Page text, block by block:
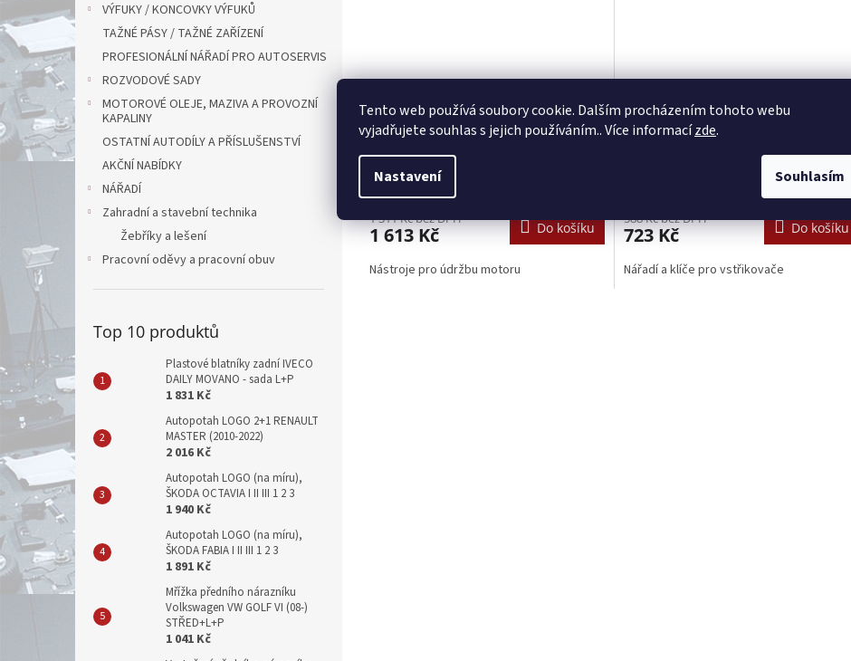
Tento web používá soubory cookie. Dalším procházením tohoto webu
vyjadřujete souhlas s jejich používáním.. Více informacízde.
Nastavení Souhlasím
VÝFUKY / KONCOVKY VÝFUKŮ
TAŽNÉ PÁSY / TAŽNÉ ZAŘÍZENÍ
PROFESIONÁLNÍ NÁŘADÍ PRO AUTOSERVIS
ROZVODOVÉ SADY
MOTOROVÉ OLEJE, MAZIVA A PROVOZNÍ
KAPALINY
OSTATNÍ AUTODÍLY A PŘÍSLUŠENSTVÍ
AKČNÍ NABÍDKY
NÁŘADÍ
Zahradní a stavební technika
Žebříky a lešení
Pracovní oděvy a pracovní obuv
Top 10 produktů
Plastové blatníky zadní IVECO
DAILY MOVANO - sada L+P
1 831 Kč
Autopotah LOGO 2+1 RENAULT
MASTER (2010-2022)
2 016 Kč
Autopotah LOGO (na míru),
ŠKODA OCTAVIA I II III 1 2 3
1 940 Kč
Autopotah LOGO (na míru),
ŠKODA FABIA I II III 1 2 3
1 891 Kč
Mřížka předního nárazníku
Volkswagen VW GOLF VI (08-)
STŘED+L+P
1 041 Kč
Nástroje pro údržbu motoru
1 311 Kč bez DPH
1 613 Kč Do košíku
Nástroje pro údržbu motoru
Nářadí a klíče pro vstřikovače
Skladem 𖠿(3 ks)
588 Kč bez DPH
723 Kč Do košíku
Nářadí a klíče pro vstřikovače